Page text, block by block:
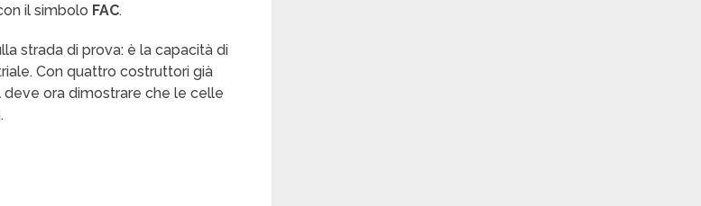
il simbolo FAC.
strada di prova: è la capacità di
Con quattro costruttori già
ora dimostrare che le celle